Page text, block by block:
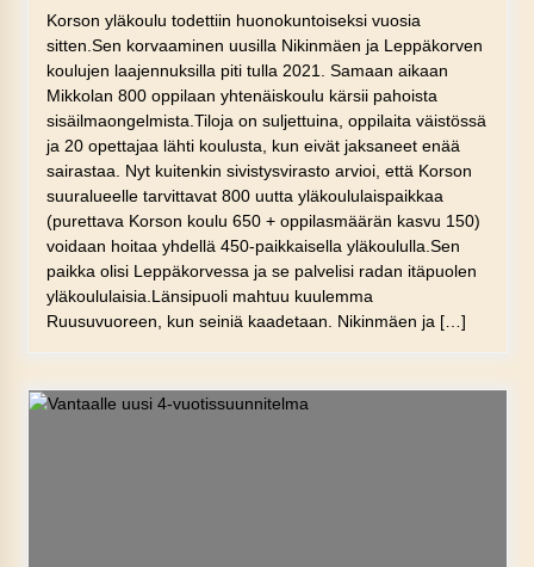
Korson yläkoulu todettiin huonokuntoiseksi vuosia
sitten.Sen korvaaminen uusilla Nikinmäen ja Leppäkorven
koulujen laajennuksilla piti tulla 2021. Samaan aikaan
Mikkolan 800 oppilaan yhtenäiskoulu kärsii pahoista
sisäilmaongelmista.Tiloja on suljettuina, oppilaita väistössä
ja 20 opettajaa lähti koulusta, kun eivät jaksaneet enää
sairastaa. Nyt kuitenkin sivistysvirasto arvioi, että Korson
suuralueelle tarvittavat 800 uutta yläkoululaispaikkaa
(purettava Korson koulu 650 + oppilasmäärän kasvu 150)
voidaan hoitaa yhdellä 450-paikkaisella yläkoululla.Sen
paikka olisi Leppäkorvessa ja se palvelisi radan itäpuolen
yläkoululaisia.Länsipuoli mahtuu kuulemma
Ruusuvuoreen, kun seiniä kaadetaan. Nikinmäen ja […]